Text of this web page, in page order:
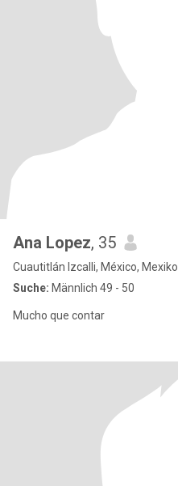
Ana Lopez, 35
Cuautitlán Izcalli, México, Mexiko
Suche: Männlich 49 - 50
Mucho que contar